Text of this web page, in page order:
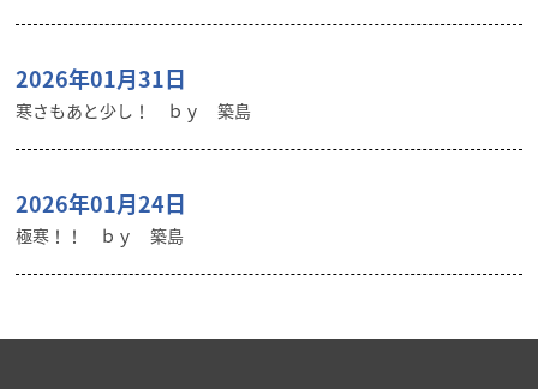
2026年01月31日
寒さもあと少し！ ｂｙ 築島
2026年01月24日
極寒！！ ｂｙ 築島